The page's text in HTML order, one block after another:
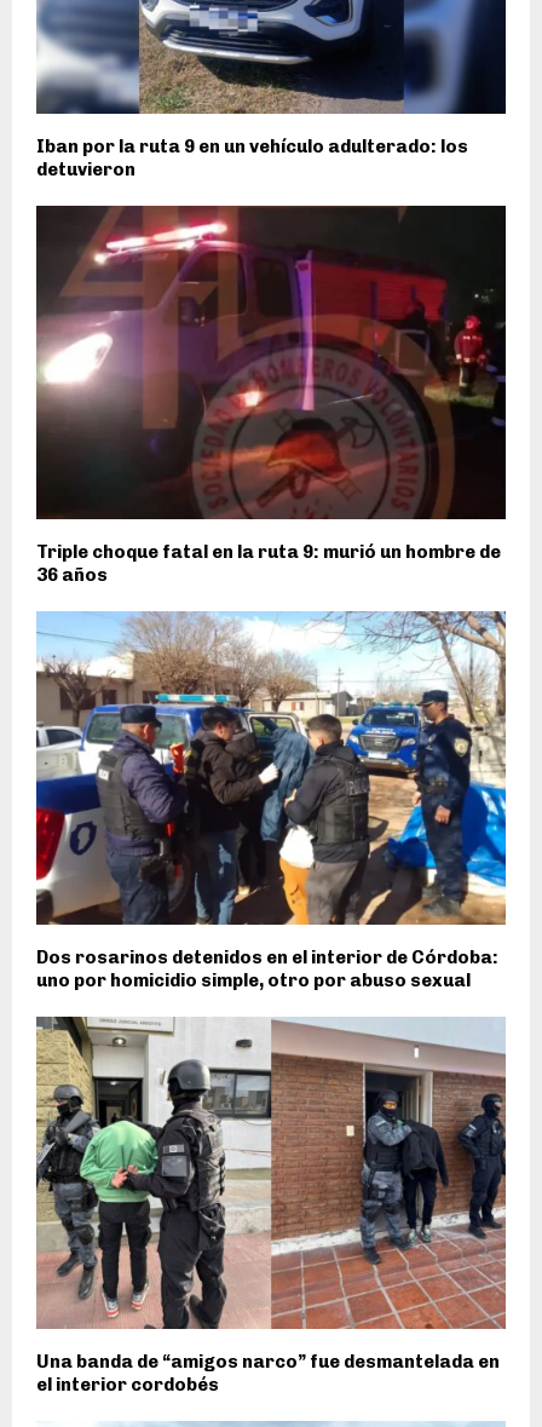
Iban por la ruta 9 en un vehículo adulterado: los
detuvieron
Triple choque fatal en la ruta 9: murió un hombre de
36 años
Dos rosarinos detenidos en el interior de Córdoba:
uno por homicidio simple, otro por abuso sexual
Una banda de “amigos narco” fue desmantelada en
el interior cordobés